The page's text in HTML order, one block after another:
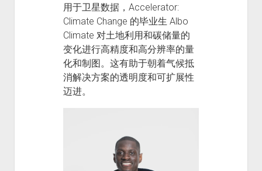
用于卫星数据，Accelerator:
Climate Change 的毕业生 Albo
Climate 对土地利用和碳储量的
变化进行高精度和高分辨率的量
化和制图。这有助于朝着气候抵
消解决方案的透明度和可扩展性
迈进。